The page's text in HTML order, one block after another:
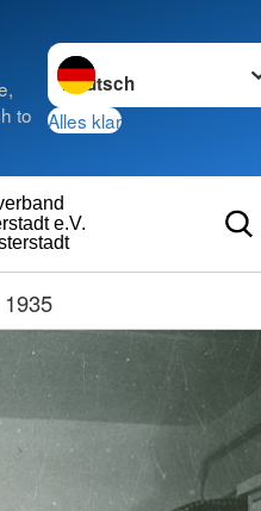
to
Sprache wechseln zu
Alles klar
e.V.
1935